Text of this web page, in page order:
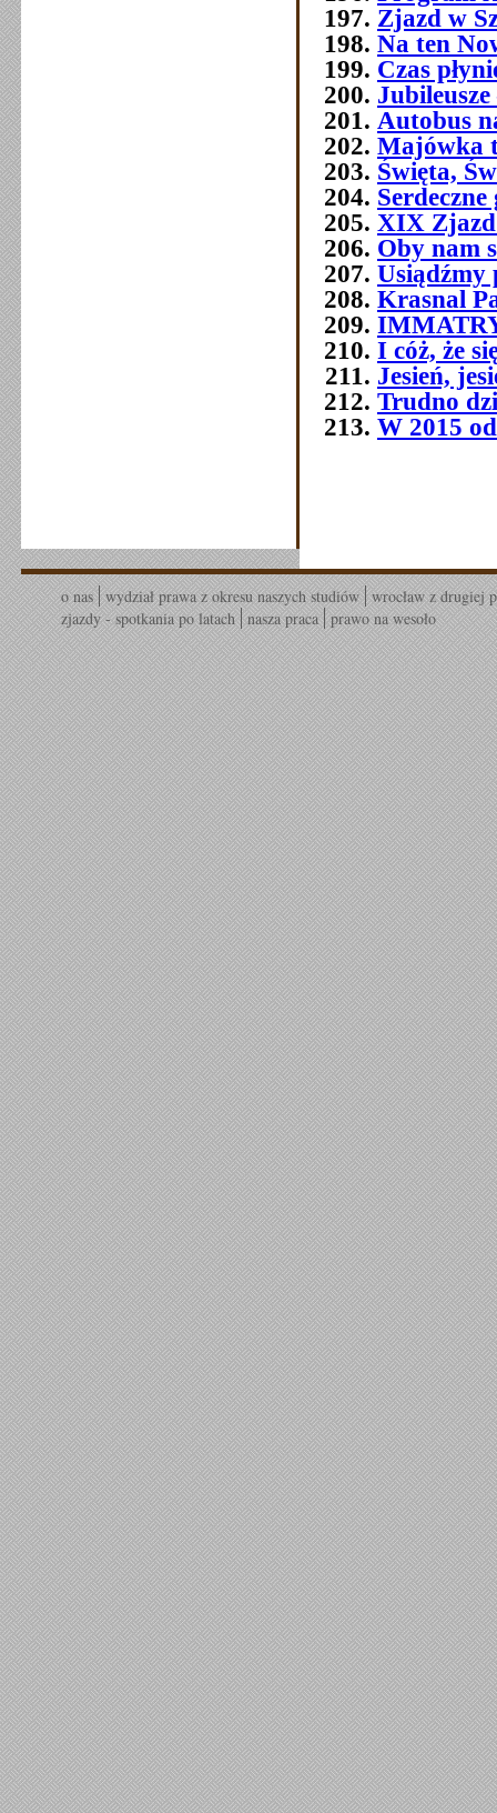
Zjazd w
Na ten
Czas
Autobus
Majówka
Święta,
XIX Zjazd
Oby nam
Usiądźmy
Krasnal
I cóż, że
Jesień,
Trudno
W 2015
o nas wydział prawa z okresu naszych studiów wrocław z drugiej
zjazdy - spotkania po latach nasza praca prawo na wesoło